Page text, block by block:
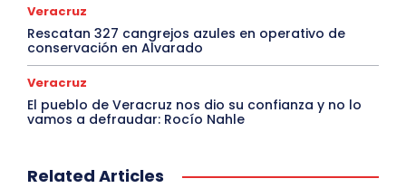
Veracruz
Rescatan 327 cangrejos azules en operativo de
conservación en Alvarado
Veracruz
El pueblo de Veracruz nos dio su confianza y no lo
vamos a defraudar: Rocío Nahle
Related Articles